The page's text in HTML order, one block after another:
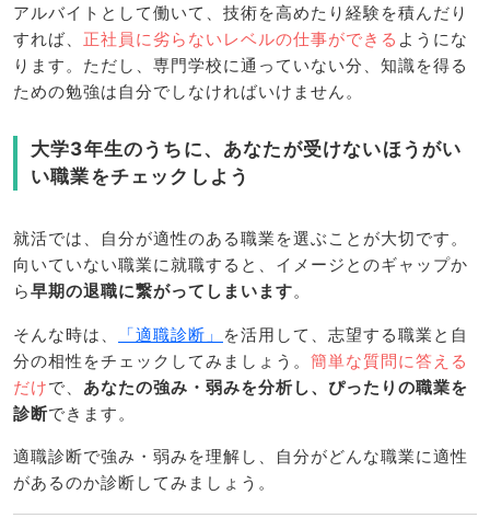
アルバイトとして働いて、技術を高めたり経験を積んだり
すれば、 正社員に劣らないレベルの仕事ができる ようにな
ります。ただし、専門学校に通っていない分、知識を得る
ための勉強は自分でしなければいけません。
大学3年生のうちに、あなたが受けないほうがい
い職業をチェックしよう
就活では、自分が適性のある職業を選ぶことが大切です。
向いていない職業に就職すると、イメージとのギャップか
ら早期の退職に繋がってしまいます。
そんな時は、 「適職診断」
を活用して、志望する職業と自
分の相性をチェックしてみましょう。 簡単な質問に答える
だけで、 あなたの強み・弱みを分析し、ぴったりの職業を
診断できます。
適職診断で強み・弱みを理解し、自分がどんな職業に適性
があるのか診断してみましょう。